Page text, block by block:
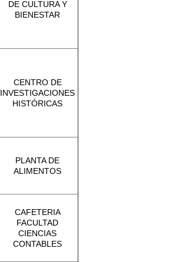
DE CULTURA Y
BIENESTAR
CENTRO DE
INVESTIGACIONES
HISTÓRICAS
PLANTA DE
ALIMENTOS
CAFETERIA
FACULTAD
CIENCIAS
CONTABLES